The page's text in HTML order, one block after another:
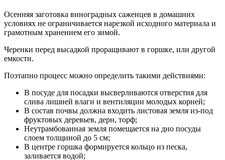
Осенняя заготовка виноградных саженцев в домашних
условиях не ограничивается нарезкой исходного материала и
грамотным хранением его зимой.
Черенки перед высадкой проращивают в горшке, или другой
емкости.
Поэтапно процесс можно определить такими действиями:
В посуде для посадки высверливаются отверстия для
слива лишней влаги и вентиляции молодых корней;
В состав почвы должна входить листовая земля из-под
фруктовых деревьев, дерн, торф;
Неутрамбованная земля помещается на дно посуды
слоем толщиной до 5 см;
В центре горшка формируется кольцо из песка,
заливается водой;